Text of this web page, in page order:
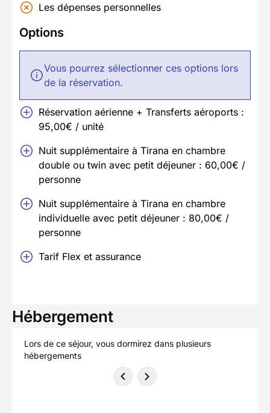
Les dépenses personnelles
Options
Vous pourrez sélectionner ces options lors
de la réservation.
Réservation aérienne + Transferts aéroports :
95,00€ / unité
Nuit supplémentaire à Tirana en chambre
double ou twin avec petit déjeuner : 60,00€ /
personne
Nuit supplémentaire à Tirana en chambre
individuelle avec petit déjeuner : 80,00€ /
personne
Tarif Flex et assurance
Hébergement
Lors de ce séjour, vous dormirez dans plusieurs
hébergements